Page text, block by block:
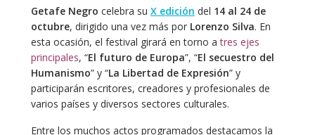
Getafe Negro celebra su X edición del 14 al 24 de
octubre, dirigido una vez más por Lorenzo Silva. En
esta ocasión, el festival girará en torno atres ejes
principales, “El futuro de Europa”, “El secuestro del
Humanismo” y “La Libertad de Expresión” y
participarán escritores, creadores y profesionales de
varios países y diversos sectores culturales.
Entre los muchos actos programados destacamos la